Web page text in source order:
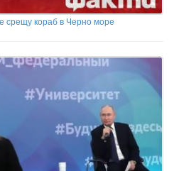
срещу кораб в Черно море